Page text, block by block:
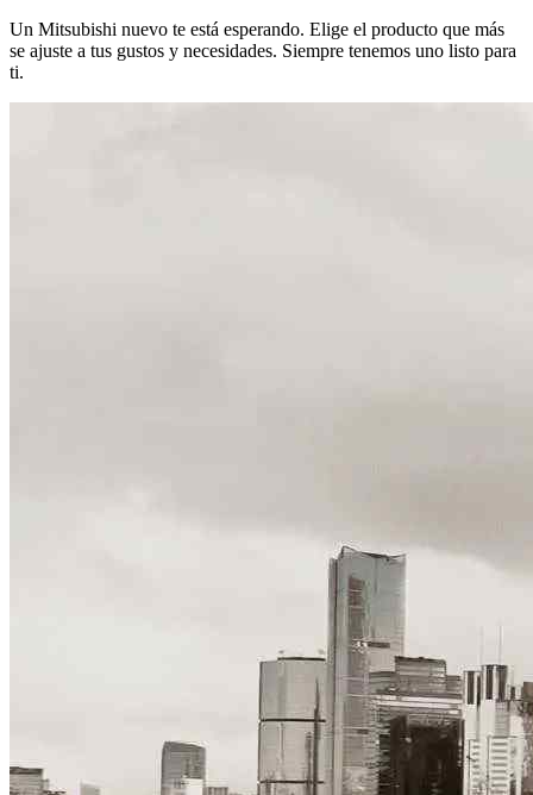
Un Mitsubishi nuevo te está esperando. Elige el producto que más
se ajuste a tus gustos y necesidades. Siempre tenemos uno listo para
ti.